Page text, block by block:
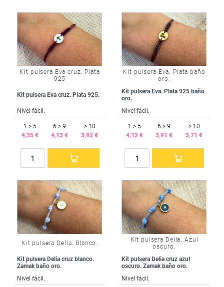
Kit pulsera Eva cruz. Plata
925
Kit pulsera Eva cruz. Plata 925.
Nivel fácil.
1 > 5
4,35 €
6 > 9
4,13 €
> 10
3,92 €
Kit pulsera Eva. Plata baño
oro.
Kit pulsera Eva. Plata 925 baño
oro.
Nivel fácil.
1 > 5
4,12 €
6 > 9
3,91 €
> 10
3,71 €
Kit pulsera Delia. Blanco.
Kit pulsera Delia cruz blanco.
Zamak baño oro.
Nivel fácil.
Kit pulsera Delia. Azul
oscuro.
Kit pulsera Delia cruz azul
oscuro. Zamak baño oro.
Nivel fácil.